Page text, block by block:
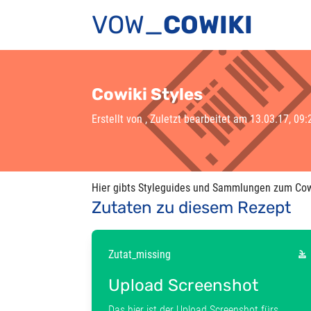
VOW_COWIKI
Cowiki Styles
Erstellt von , Zuletzt bearbeitet am 13.03.17,
Hier gibts Styleguides und Sammlungen zum
Zutaten zu diesem Rezept
Zutat_missing
Upload Screenshot